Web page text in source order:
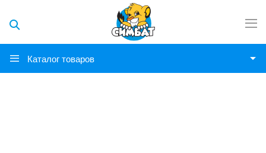
Каталог товаров